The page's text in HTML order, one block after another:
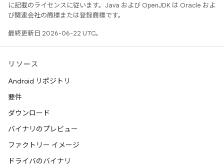
に記載のライセンスに従います。Java および OpenJDK は Oracle およ
び関連会社の商標または登録商標です。
最終更新日 2026-06-22 UTC。
リソース
Android リポジトリ
要件
ダウンロード
バイナリのプレビュー
ファクトリー イメージ
ドライバのバイナリ